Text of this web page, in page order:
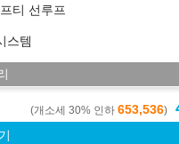
티 선루프
스템
(개소세 30% 인하 653,536)